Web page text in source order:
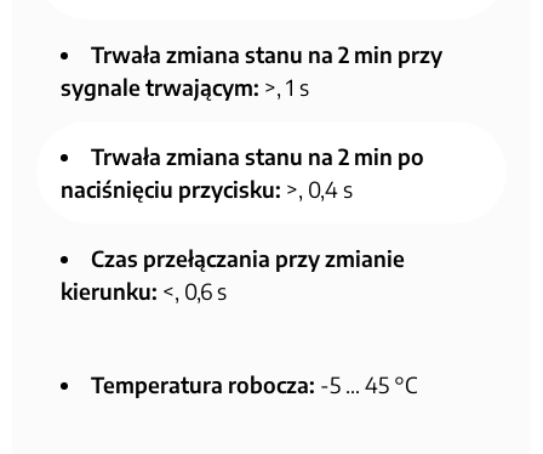
Trwała zmiana stanu na 2 min przy
sygnale trwającym: >, 1 s
Trwała zmiana stanu na 2 min po
naciśnięciu przycisku: >, 0,4 s
Czas przełączania przy zmianie
kierunku: <, 0,6 s
Temperatura robocza: -5 … 45 °C